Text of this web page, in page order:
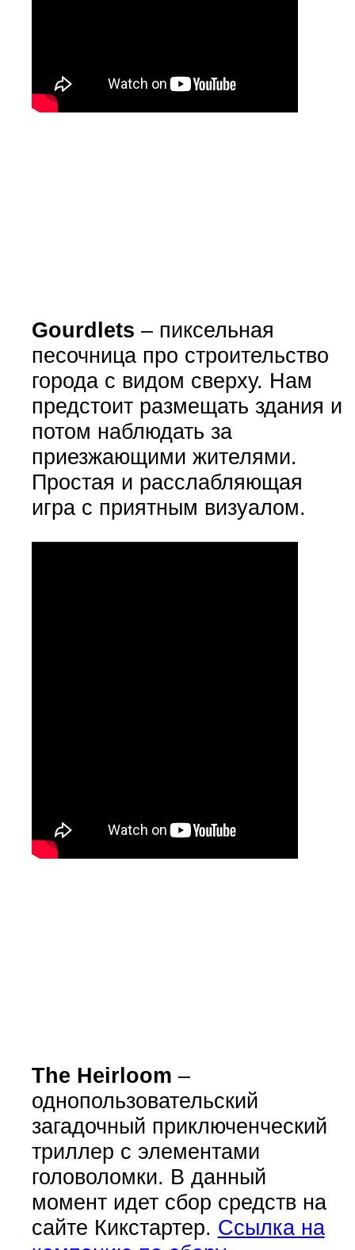
Gourdlets – пиксельная
песочница про строительство
города с видом сверху. Нам
предстоит размещать здания и
потом наблюдать за
приезжающими жителями.
Простая и расслабляющая
игра с приятным визуалом.
The Heirloom –
однопользовательский
загадочный приключенческий
триллер с элементами
головоломки. В данный
момент идет сбор средств на
сайте Кикстартер. Ссылка на